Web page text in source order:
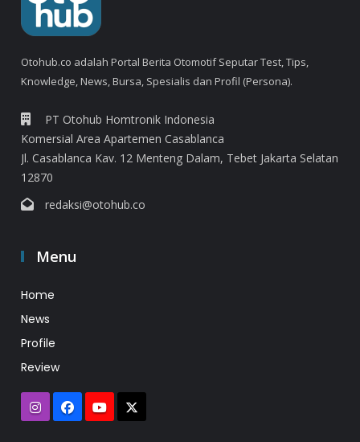
Otohub.co adalah Portal Berita Otomotif Seputar Test, Tips,
Knowledge, News, Bursa, Spesialis dan Profil (Persona).
PT Otohub Homtronik Indonesia
Komersial Area Apartemen Casablanca
Jl. Casablanca Kav. 12 Menteng Dalam, Tebet Jakarta Selatan
12870
redaksi@otohub.co
Menu
Home
News
Profile
Review